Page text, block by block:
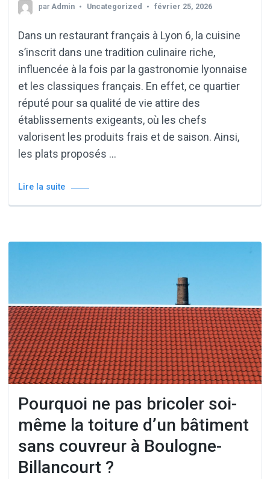
parAdmin Uncategorized février 25, 2026
Dans un restaurant français à Lyon 6, la cuisine
s’inscrit dans une tradition culinaire riche,
influencée à la fois par la gastronomie lyonnaise
et les classiques français. En effet, ce quartier
réputé pour sa qualité de vie attire des
établissements exigeants, où les chefs
valorisent les produits frais et de saison. Ainsi,
les plats proposés …
Lire la suite
Pourquoi ne pas bricoler soi-
même la toiture d’un bâtiment
sans couvreur à Boulogne-
Billancourt ?